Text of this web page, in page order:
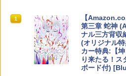
￥1,580
Samsung
GB for
￥920
【レビュー評
PS5 Pro 冷却
ファン 自動温
1
スプラトゥ
コード版
￥5,832
1
PlayStation
日本語専用
ese only
￥55,000
1
【純正品】
ラー + USB-
￥8,300
1
【
第三章 蛇神
ナル三方背収
(オリジナル
カー特典:【
り来たる！ス
ボード付)